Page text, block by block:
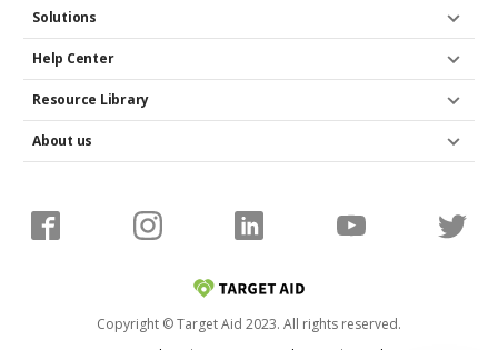
Solutions
Help Center
Resource Library
About us
Copyright © Target Aid 2023. All rights reserved.